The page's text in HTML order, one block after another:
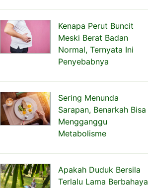
Kenapa Perut Buncit
Meski Berat Badan
Normal, Ternyata Ini
Penyebabnya
Sering Menunda
Sarapan, Benarkah Bisa
Mengganggu
Metabolisme
Apakah Duduk Bersila
Terlalu Lama Berbahaya